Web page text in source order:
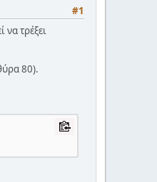
#1
τρέξει
80).